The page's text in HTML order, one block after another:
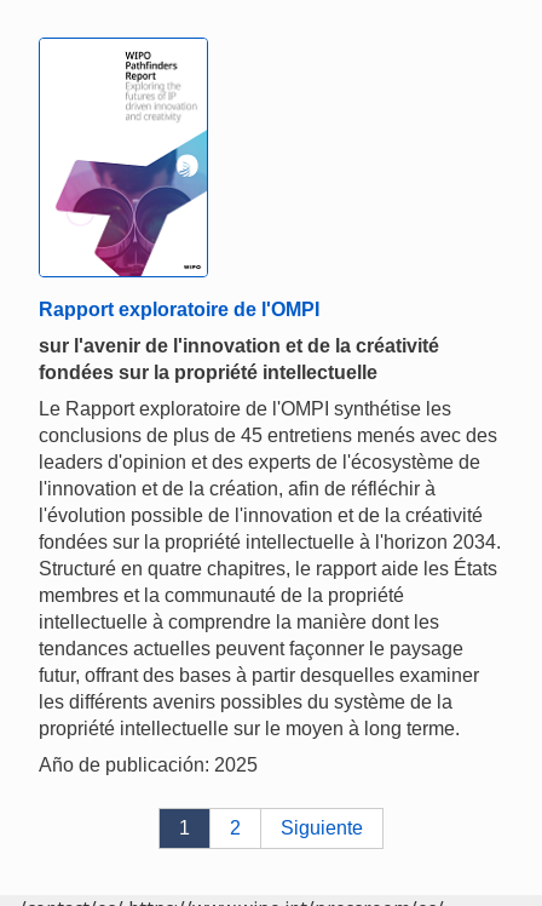
Rapport exploratoire de l'OMPI
sur l'avenir de l'innovation et de la créativité
fondées sur la propriété intellectuelle
Le Rapport exploratoire de l'OMPI synthétise les
conclusions de plus de 45 entretiens menés avec des
leaders d'opinion et des experts de l'écosystème de
l'innovation et de la création, afin de réfléchir à
l'évolution possible de l'innovation et de la créativité
fondées sur la propriété intellectuelle à l'horizon 2034.
Structuré en quatre chapitres, le rapport aide les États
membres et la communauté de la propriété
intellectuelle à comprendre la manière dont les
tendances actuelles peuvent façonner le paysage
futur, offrant des bases à partir desquelles examiner
les différents avenirs possibles du système de la
propriété intellectuelle sur le moyen à long terme.
Año de publicación: 2025
1 2 Siguiente